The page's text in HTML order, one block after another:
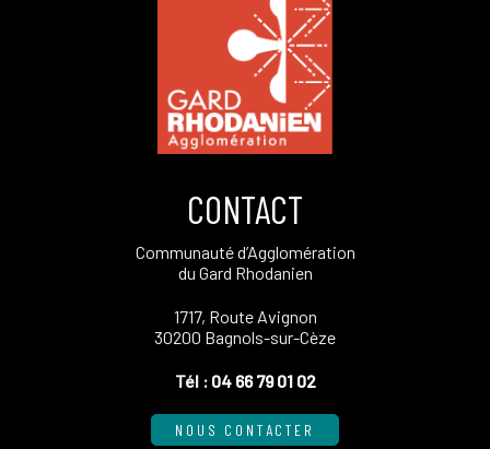
CONTACT
Communauté d’Agglomération
du Gard Rhodanien
1717, Route Avignon
30200 Bagnols-sur-Cèze
Tél : 04 66 79 01 02
NOUS CONTACTER